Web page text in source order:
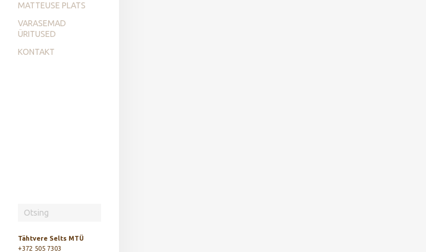
MATTEUSE PLATS
VARASEMAD
ÜRITUSED
KONTAKT
Tähtvere Selts MTÜ
+372 505 7303